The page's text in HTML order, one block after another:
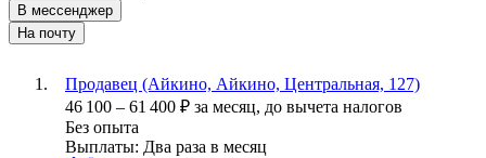
В мессенджер
На почту
Продавец (Айкино, Айкино, Центральная, 127)
46 100 – 61 400 ₽ за месяц, до вычета налогов
Без опыта
Выплаты: Два раза в месяц